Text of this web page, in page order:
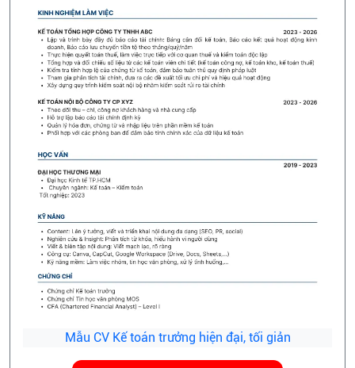
Mẫu CV Kế toán trưởng hiện đại, tối giản